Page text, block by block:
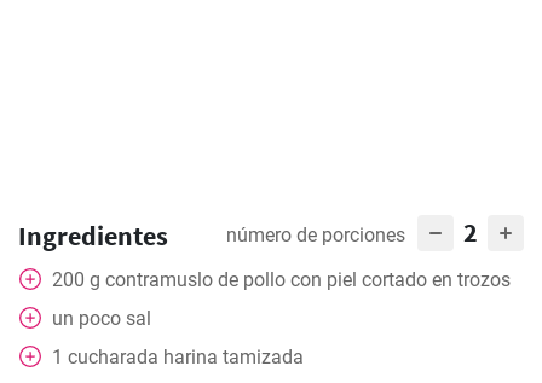
Ingredientes número de porciones 2
200 g contramuslo de pollo con piel cortado en trozos
un poco sal
1 cucharada harina tamizada